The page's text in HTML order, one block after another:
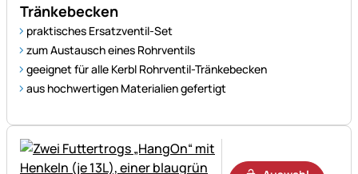
Tränkebecken
praktisches Ersatzventil-Set
zum Austausch eines Rohrventils
geeignet für alle Kerbl Rohrventil-Tränkebecken
aus hochwertigen Materialien gefertigt